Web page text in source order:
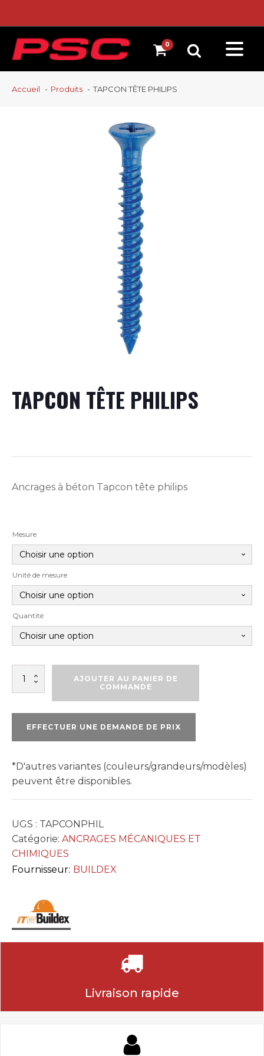
Accueil Produits TAPCON TÊTE PHILIPS
TAPCON TÊTE PHILIPS
Ancrages à béton Tapcon tête philips
Mesure
Unité de mesure
Quantité
quantité
AJOUTER AU PANIER DE
COMMANDE
EFFECTUER UNE DEMANDE DE PRIX
*D'autres variantes (couleurs/grandeurs/modèles)
peuvent être disponibles.
UGS : TAPCONPHIL
Catégorie: ANCRAGES MÉCANIQUES ET
CHIMIQUES
Fournisseur: BUILDEX
Livraison rapide